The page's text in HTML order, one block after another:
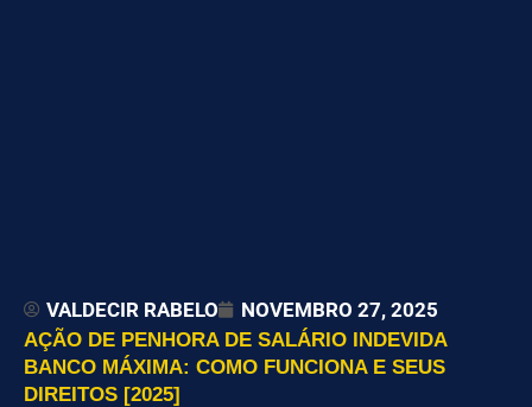
VALDECIR RABELO NOVEMBRO 27, 2025
AÇÃO DE PENHORA DE SALÁRIO INDEVIDA
BANCO MÁXIMA: COMO FUNCIONA E SEUS
DIREITOS [2025]